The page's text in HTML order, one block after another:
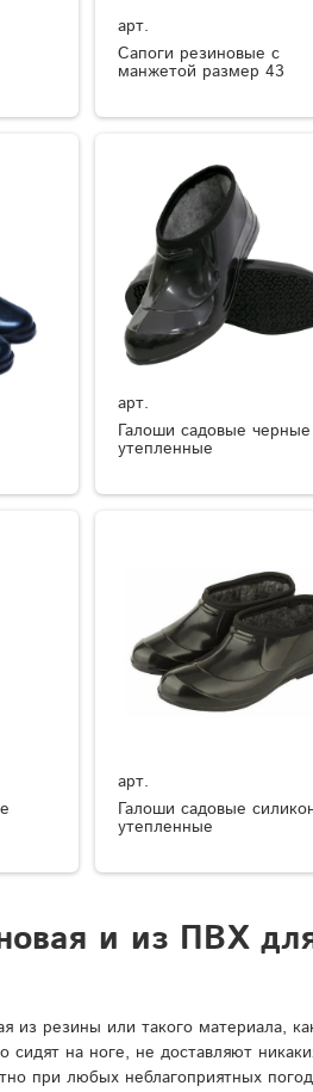
арт.
Сапоги резиновые с
манжетой размер 43
арт.
Галоши садовые черные
утепленные
арт.
Галоши садовые
утепленные
и из ПВХ
из резины или такого материала,
сидят на ноге, не доставляют
при любых неблагоприятных